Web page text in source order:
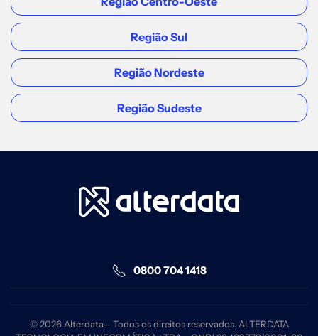
Região Sul
Região Nordeste
Região Sudeste
0800 704 1418
©2026Alterdata - Todos os direitos reservados. ALTERDATA